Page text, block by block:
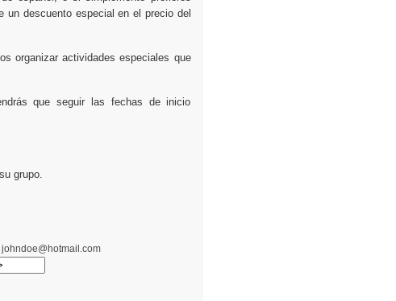
un descuento especial en el precio del
organizar actividades especiales que
que seguir las fechas de inicio
grupo.
johndoe@hotmail.com